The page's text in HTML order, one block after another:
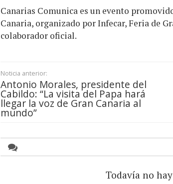
Canarias Comunica es un evento
Canaria, organizado por Infecar, Feria de
colaborador oficial.
Noticia anterior:
Antonio Morales, presidente del
Cabildo: “La visita del Papa hará
llegar la voz de Gran Canaria al
mundo”
Todavía no